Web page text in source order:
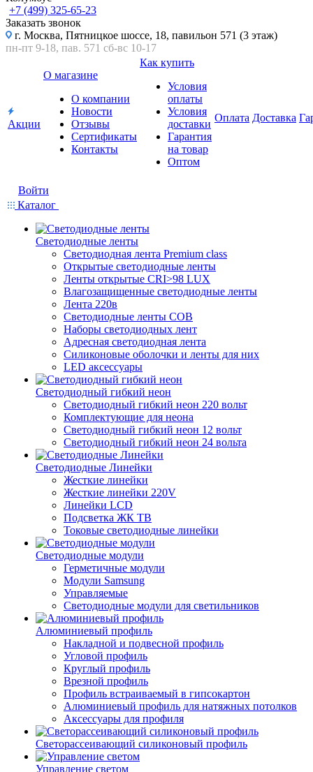
+7 (499) 325-65-23
Заказать звонок
г. Москва, Пятницкое шоссе, 18, павильон 571 (3 этаж)
пн-пт 9-18, пав. 571 сб-вс 10-17
Акции
О магазине
О компании
Новости
Отзывы
Сертификаты
Контакты
Как купить
Условия
оплаты
Условия
доставки
Гарантия
на товар
Оптом
Оплата Доставка
Войти
Каталог
Светодиодные ленты
Светодиодная лента Premium class
Открытые светодиодные ленты
Ленты открытые CRI>98 LUX
Влагозащищенные светодиодные ленты
Лента 220в
Светодиодные ленты COB
Наборы светодиодных лент
Адресная светодиодная лента
Силиконовые оболочки и ленты для них
LED аксессуары
Светодиодный гибкий неон
Светодиодный гибкий неон 220 вольт
Комплектующие для неона
Светодиодный гибкий неон 12 вольт
Светодиодный гибкий неон 24 вольта
Светодиодные Линейки
Жесткие линейки
Жесткие линейки 220V
Линейки LCD
Подсветка ЖК ТВ
Токовые светодиодные линейки
Светодиодные модули
Герметичные модули
Модули Samsung
Управляемые
Светодиодные модули для светильников
Алюминиевый профиль
Накладной и подвесной профиль
Угловой профиль
Круглый профиль
Врезной профиль
Профиль встраиваемый в гипсокартон
Алюминиевый профиль для натяжных потолков
Аксессуары для профиля
Светорассеивающий силиконовый профиль
Управление светом